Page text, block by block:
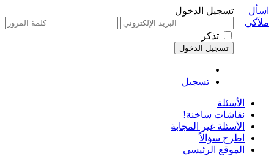
تسجيل الدخول
تذكر
تسجيل
اسأل
ملاًكي
الأسئلة
نقاشات ساخنة!
الأسئلة غير المجابة
اطرح سؤالاً
الموقع الرئيسي